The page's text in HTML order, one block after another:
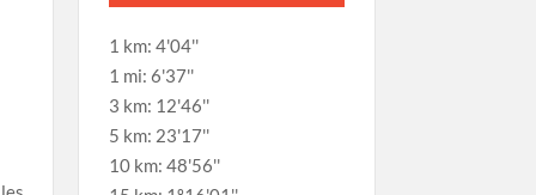
1 km: 4'04''
1 mi: 6'37''
3 km: 12'46''
5 km: 23'17''
10 km: 48'56''